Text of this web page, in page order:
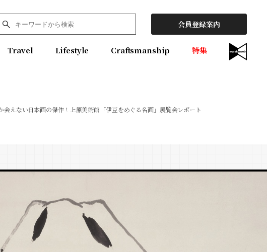
会員登録案内
Travel Lifestyle Craftsmanship 特集
会えない日本画の傑作！上原美術館「伊豆をめぐる名画」展覧会レポート